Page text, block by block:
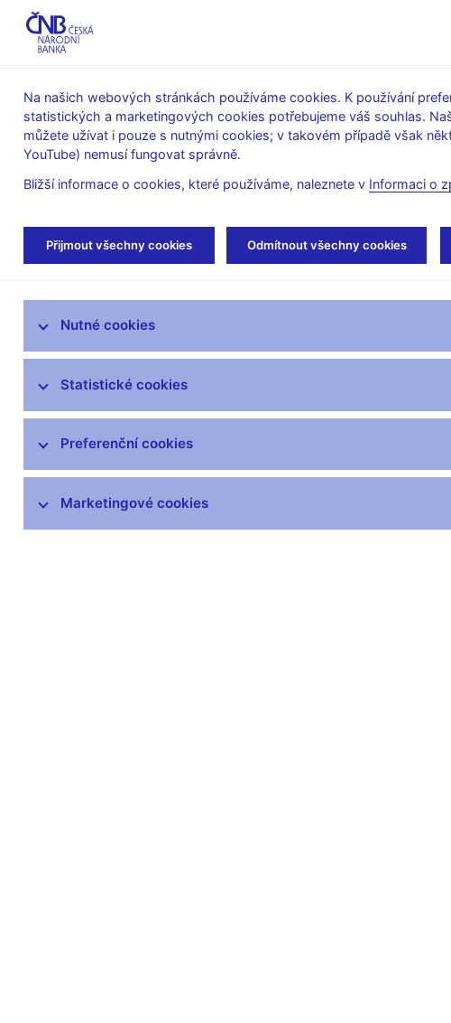
O ČNB
Měnová
politika
Finanční
Úvod Veřejnost Servis pro média Autorské
Servis pro média
Autorské články, rozhovory
Vystoupení a rozhovory guvernéra
čnBlog
ČNBvlog
ČNBpodcast
Fotogalerie
Na našich webových stránkách používáme cookies. K používání
statistických a marketingových cookies potřebujeme váš souhlas.
můžete užívat i pouze s nutnými cookies; v takovém případě však
YouTube) nemusí fungovat správně.
Bližší informace o cookies, které používáme, naleznete v Informaci o
Přijmout všechny cookies Odmítnout všechny cookies
Nutné cookies
Statistické cookies
Preferenční cookies
Marketingové cookies